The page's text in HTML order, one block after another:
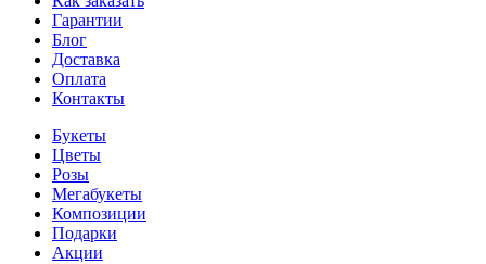
Гарантии
Блог
Доставка
Оплата
Контакты
Букеты
Цветы
Розы
Мегабукеты
Композиции
Подарки
Акции